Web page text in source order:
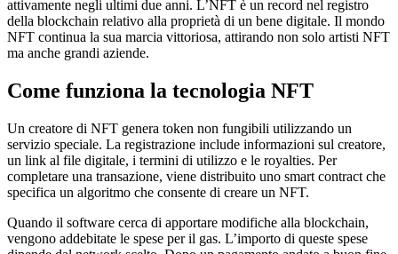
attivamente negli ultimi due anni. L’NFT è un record nel registro
della blockchain relativo alla proprietà di un bene digitale. Il mondo
NFT continua la sua marcia vittoriosa, attirando non solo artisti NFT
ma anche grandi aziende.
Come funziona la tecnologia NFT
Un creatore di NFT genera token non fungibili utilizzando un
servizio speciale. La registrazione include informazioni sul creatore,
un link al file digitale, i termini di utilizzo e le royalties. Per
completare una transazione, viene distribuito uno smart contract che
specifica un algoritmo che consente di creare un NFT.
Quando il software cerca di apportare modifiche alla blockchain,
vengono addebitate le spese per il gas. L’importo di queste spese